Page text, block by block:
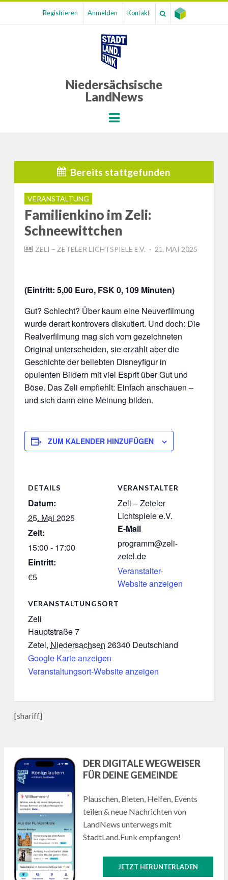
Registrieren Anmelden Kontakt
Niedersächsische
LandNews
Menu
Bereits stattgefunden
VERANSTALTUNG
Familienkino im Zeli:
Schneewittchen
ZELI – ZETELER LICHTSPIELE E.V.
POSTED
21. MAI 2025
(Eintritt: 5,00 Euro, FSK 0, 109 Minuten)
Gut? Schlecht? Über kaum eine Neuverfilmung
wurde derart kontrovers diskutiert. Und doch: Die
Realverfilmung mag sich vom gezeichneten
Original unterscheiden, sie erzählt aber die
Geschichte der beliebten Disneyfigur in
opulenten Bildern mit viel Esprit über Gut und
Böse. Das Zeli empfiehlt: Einfach anschauen –
und sich dann eine Meinung bilden.
ZUM KALENDER HINZUFÜGEN
DETAILS
Datum:
25. Mai 2025
Zeit:
15:00 - 17:00
Eintritt:
€5
VERANSTALTUNGSORT
Zeli
Hauptstraße 7
Zetel, Niedersachsen 26340 Deutschland
Google Karte anzeigen
Veranstaltungsort-Website anzeigen
VERANSTALTER
Zeli – Zeteler
Lichtspiele e.V.
E-Mail
programm@zeli-
zetel.de
Veranstalter-
Website anzeigen
[shariff]
DER DIGITALE WEGWEISER
FÜR DEINE GEMEINDE
Plauschen, Bieten, Helfen, Events
teilen & neue Nachrichten von
LandNews unterwegs mit
StadtLand.Funk empfangen!
JETZT HERUNTERLADEN